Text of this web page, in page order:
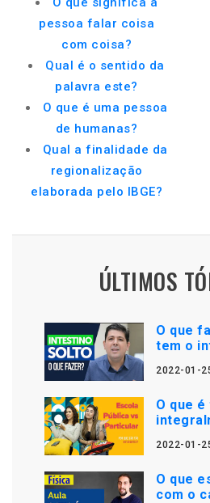
pessoa falar coisa
com coisa?
Qual é o sentido da
palavra este?
O que é uma pessoa
de humanas?
Qual a finalidade da
regionalização
elaborada pelo IBGE?
ÚLTIMOS
O que
tem o
2022-01-
O que
2022-01-
O que
com o